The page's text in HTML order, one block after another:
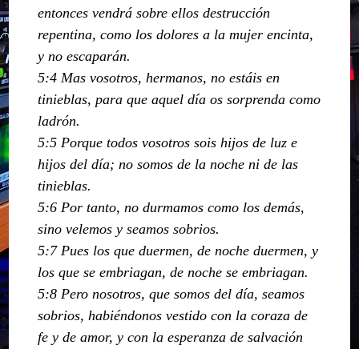
entonces vendrá sobre ellos destrucción
repentina, como los dolores a la mujer encinta,
y no escaparán.
5:4 Mas vosotros, hermanos, no estáis en
tinieblas, para que aquel día os sorprenda como
ladrón.
5:5 Porque todos vosotros sois hijos de luz e
hijos del día; no somos de la noche ni de las
tinieblas.
5:6 Por tanto, no durmamos como los demás,
sino velemos y seamos sobrios.
5:7 Pues los que duermen, de noche duermen, y
los que se embriagan, de noche se embriagan.
5:8 Pero nosotros, que somos del día, seamos
sobrios, habiéndonos vestido con la coraza de
fe y de amor, y con la esperanza de salvación